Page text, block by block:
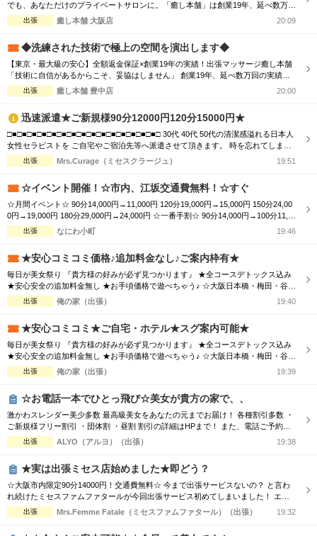
でも、あなただけのプライベートサロンに。「癒し本舗」は創業19年、延べ数万回
の実績を誇る出張専門店です。厳選されたセラピストが、ご自宅やホテルへ至福の
癒しをお届けします。 ■選べる5つの本格メニュー ・ボディケア：コリを芯から解
眠不足に ...
出張 癒し本舗 大阪店 20:09
◆洗練された技術で極上の空間を演出します◆
【東京・最大級の安心】全額返金保証×創業19年の実績！出張マッサージ癒し本舗
「技術に自信があるからこそ、妥協はしません」 創業19年、延べ数万回の実績を
誇る「癒し本舗」が、東京都内のご自宅や宿泊先へ至福の時間を届けます。ボデ
ィ、オイル、ヘッド、足裏、タイ古式の5種から、最適なケアをプロがご提案。 ■
返金いたします。サー...
出張 癒し本舗 豊中店 20:00
迅速派遣★ご新規様90分12000円120分15000円★
□■□■□■□■□■□■□■□■□■□■□■□■□■□■□■□ 30代 40代 50代の清潔感溢れる日本人
女性セラピストを ご自宅やご宿泊先等へ派遣させて頂きます。 時を忘れてしまう
程の癒しと心のこもった おもてなしをお届けします。 □■□■□■□■□■□■□■□■□■□
■□■□■□■□■□■□ お客様の日々のお疲れやストレスを心身共に癒す為 優しさ・気
出張 Mrs.Curage（ミセスクラージュ） 19:51
☆イベント開催！☆市内、江坂交通費無料！☆すぐ
☆月間イベント☆ 90分14,000円→11,000円 120分19,000円→15,000円 150分24,00
0円→19,000円 180分29,000円→24,000円 ☆一番手割☆ 90分14,000円→100分11,0
00円 120分19,000円→130分15,000円 150分24,000円→160分19,000円 180分29,000
円→190分24,000円 ☆オプション☆ ...
出張 なにわ小町 19:46
★安心コミコミ価格♪追加料金なし♪ご案内枠有★
毎日が美女祭り 『貴方様の好みが必ず見つかります』 ★全コースデトックス込み
★安心安全の追加料金無し ★お手頃価格で遊べちゃう♪ ☆大阪日本橋・梅田・谷
九・天王寺エリア ☆朝10時～翌朝6時まで営業中♀ ☆大阪全域出張対応♪ ☆毎日18
時～大阪市内交通費無料♪ ホテルで♪ご自宅で♪ 厳選された可愛いセラピストと 素
出張 俺の家（出張） 19:40
★安心コミコミ★ご自宅・ホテル★スグ案内可能★
毎日が美女祭り 『貴方様の好みが必ず見つかります』 ★全コースデトックス込み
★安心安全の追加料金無し ★お手頃価格で遊べちゃう♪ ☆大阪日本橋・梅田・谷
九・天王寺エリア ☆朝10時～翌朝6時まで営業中♀ ☆大阪全域出張対応♪ ☆毎日18
時～大阪市内交通費無料♪ ホテルで♪ご自宅で♪ 厳選された可愛いセラピストと 素
出張 俺の家（出張） 19:39
☆お電話一本でひとっ飛び☆美女が貴方の家で、、
激かわスレンダー美少多数 最高級美女をあなたの元までお届け！ 各種割引多数 ・
ご新規様フリー割引 ・団体割 ・昼割 割引の詳細はHPまで！ また、電話ご予約を
優先させて頂きますので、 ご予約の際はお電話をオススメ致します！ ご了承下さ
いませ☆
出張 ALYO（アルヨ）（出張） 19:38
★実は出張ミセス店始めました★即どう？
☆大阪市内限定90分14000円！交通費無料☆ 今まで出張サービスないの？ と言わ
れ続けたミセスファムファタールが今回出張サービス初めてしまいました！ エリ
アによっては交通費の差が出ますので詳細はTELにてお伝えさせて頂きます。 90
分コース14000円 120分コース18000円 でのご案内☆ 是非この機会に一度お電話お
出張 Mrs.Femme Fatale（ミセスファムファタール）（出張） 19:32